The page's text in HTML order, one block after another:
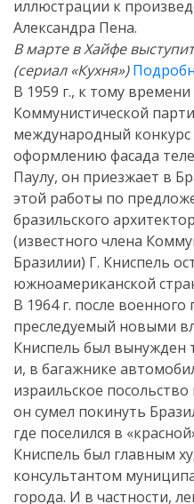
иллюстрации к
Александра Пена.
В марте в Хайфе
(сериал «Кухня»)
В 1959 г., к тому
Коммунистической
международный
оформлению фасада
Паулу, он приезжает в
этой работы по
бразильского
(известного члена
Бразилии) Г. Книспель
южноамериканской
В 1964 г. после
преследуемый новыми
Книспель был вынужден
и, в багажнике
израильское
он сумел покинуть
где поселился в
Книспель был главным
консультантом
города. И в частности,